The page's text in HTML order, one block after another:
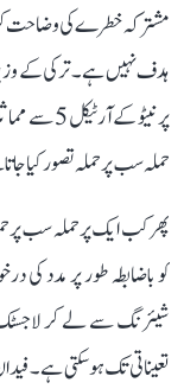
مشترکہ خطرے کی وضاحت
ہدف نہیں ہے۔ ترکی کے
حملہ سب پر حملہ تصور کیا
پھر کب ایک پر حملہ سب پر
کو باضابطہ طور پر مدد کی
شیئرنگ سے لے کر
تعیناتی تک ہوسکتی ہے۔